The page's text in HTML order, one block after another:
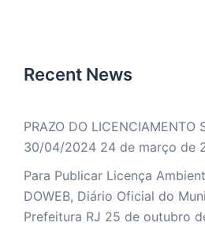
Recent News
PRAZO DO LICENCIAMENTO
30/04/2024 24 de março de
Para Publicar Licença
DOWEB, Diário Oficial do
Prefeitura RJ 25 de outubro